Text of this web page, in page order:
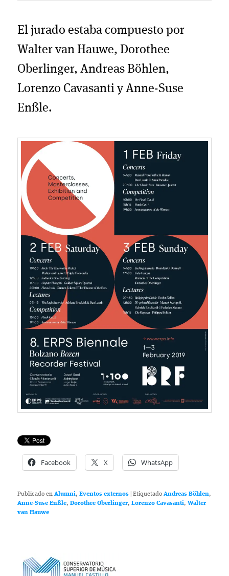
El jurado estaba compuesto por
Walter van Hauwe, Dorothee
Oberlinger, Andreas Böhlen,
Lorenzo Cavasanti y Anne-Suse
Enßle.
Facebook X WhatsApp
Publicado en Alumni,Eventos externos |Etiquetado Andreas Böhlen,
Anne-Suse Enßle,Dorothee Oberlinger,Lorenzo Cavasanti,Walter
van Hauwe